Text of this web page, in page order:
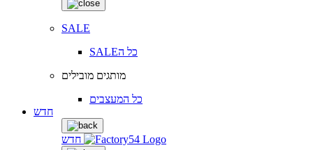
SALE
SALEכל ה
מותגים מובילים
כל המעצבים
חדש
חדש